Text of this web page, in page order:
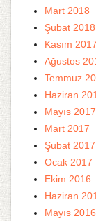
Mart 2018
Şubat 2018
Kasım 2017
Ağustos
Temmuz
Haziran
Mayıs 2017
Mart 2017
Şubat 2017
Ocak 2017
Ekim 2016
Haziran
Mayıs 2016